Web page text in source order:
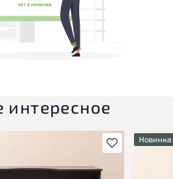
интересное
В избранноеНовинка